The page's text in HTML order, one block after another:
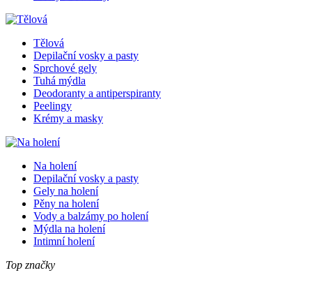
Tělová
Depilační vosky a pasty
Sprchové gely
Tuhá mýdla
Deodoranty a antiperspiranty
Peelingy
Krémy a masky
Na holení
Depilační vosky a pasty
Gely na holení
Pěny na holení
Vody a balzámy po holení
Mýdla na holení
Intimní holení
Top značky